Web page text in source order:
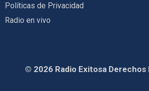
Políticas de Privacidad
Radio en vivo
© 2026 Radio Exitosa Derechos